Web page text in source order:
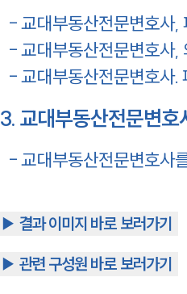
-교대부동산전문변호사,
-교대부동산전문변호사,
-교대부동산전문변호사.
3. 교대부동산전문변호
-교대부동산전문변호사
▶︎ 결과 이미지 바로 보러가기
▶︎ 관련 구성원 바로 보러가기